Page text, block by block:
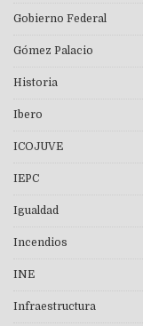
Gobierno Federal
Gómez Palacio
Historia
Ibero
ICOJUVE
IEPC
Igualdad
Incendios
INE
Infraestructura